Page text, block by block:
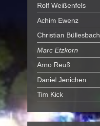
Rolf Weißenfels
Achim Ewenz
Christian Büllesbach
Marc Etzkorn
Arno Reuß
Daniel Jenichen
Tim Kick